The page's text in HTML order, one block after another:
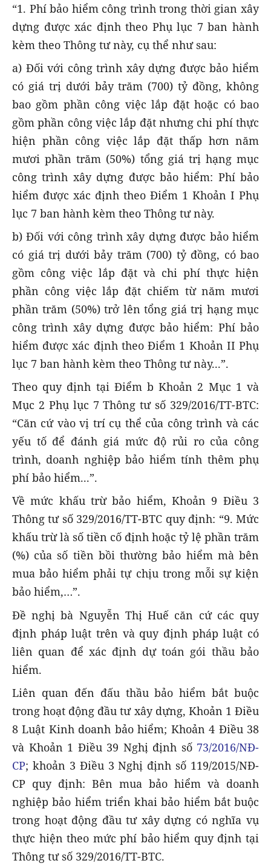
“1. Phí bảo hiểm công trình trong thời gian xây
dựng được xác định theo Phụ lục 7 ban hành
kèm theo Thông tư này, cụ thể như sau:
a) Đối với công trình xây dựng được bảo hiểm
có giá trị dưới bảy trăm (700) tỷ đồng, không
bao gồm phần công việc lắp đặt hoặc có bao
gồm phần công việc lắp đặt nhưng chi phí thực
hiện phần công việc lắp đặt thấp hơn năm
mươi phần trăm (50%) tổng giá trị hạng mục
công trình xây dựng được bảo hiểm: Phí bảo
hiểm được xác định theo Điểm 1 Khoản I Phụ
lục 7 ban hành kèm theo Thông tư này.
b) Đối với công trình xây dựng được bảo hiểm
có giá trị dưới bảy trăm (700) tỷ đồng, có bao
gồm công việc lắp đặt và chi phí thực hiện
phần công việc lắp đặt chiếm từ năm mươi
phần trăm (50%) trở lên tổng giá trị hạng mục
công trình xây dựng được bảo hiểm: Phí bảo
hiểm được xác định theo Điểm 1 Khoản II Phụ
lục 7 ban hành kèm theo Thông tư này...”.
Theo quy định tại Điểm b Khoản 2 Mục 1 và
Mục 2 Phụ lục 7 Thông tư số 329/2016/TT-BTC:
“Căn cứ vào vị trí cụ thể của công trình và các
yếu tố để đánh giá mức độ rủi ro của công
trình, doanh nghiệp bảo hiểm tính thêm phụ
phí bảo hiểm...”.
Về mức khấu trừ bảo hiểm, Khoản 9 Điều 3
Thông tư số 329/2016/TT-BTC quy định: “9. Mức
khấu trừ là số tiền cố định hoặc tỷ lệ phần trăm
(%) của số tiền bồi thường bảo hiểm mà bên
mua bảo hiểm phải tự chịu trong mỗi sự kiện
bảo hiểm,…”.
Đề nghị bà Nguyễn Thị Huế căn cứ các quy
định pháp luật trên và quy định pháp luật có
liên quan để xác định dự toán gói thầu bảo
hiểm.
Liên quan đến đấu thầu bảo hiểm bắt buộc
trong hoạt động đầu tư xây dựng, Khoản 1 Điều
8 Luật Kinh doanh bảo hiểm; Khoản 4 Điều 38
và Khoản 1 Điều 39 Nghị định số 73/2016/NĐ-
CP; khoản 3 Điều 3 Nghị định số 119/2015/NĐ-
CP quy định: Bên mua bảo hiểm và doanh
nghiệp bảo hiểm triển khai bảo hiểm bắt buộc
trong hoạt động đầu tư xây dựng có nghĩa vụ
thực hiện theo mức phí bảo hiểm quy định tại
Thông tư số 329/2016/TT-BTC.